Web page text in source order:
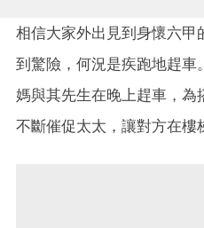
相信大家外出見到身懷六
到驚險，何況是疾跑地趕車
媽與其先生在晚上趕車，為
不斷催促太太，讓對方在樓